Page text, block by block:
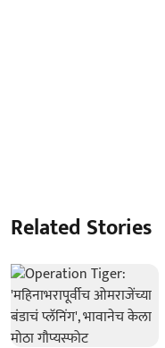
Related Stories